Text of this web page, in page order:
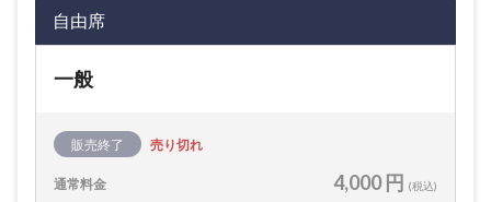
自由席
一般
販売終了 売り切れ
通常料金 4,000 円 (税込)